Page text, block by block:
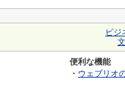
ビジ
便利な機能
・ ウェブリオ